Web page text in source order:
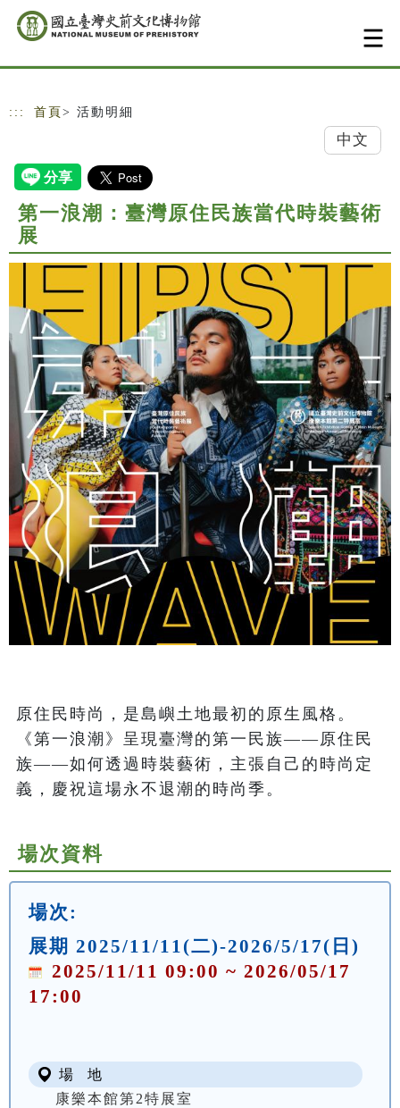
跳到主要內容
網站導覽
::: 首頁 > 活動明細
中文
第一浪潮：臺灣原住民族當代時裝藝術
展
原住民時尚，是島嶼土地最初的原生風格。
《第一浪潮》呈現臺灣的第一民族——原住民
族——如何透過時裝藝術，主張自己的時尚定
義，慶祝這場永不退潮的時尚季。
場次資料
場次:
展期 2025/11/11(二)-2026/5/17(日)
2025/11/11 09:00 ~ 2026/05/17
17:00
場 地
康樂本館第2特展室